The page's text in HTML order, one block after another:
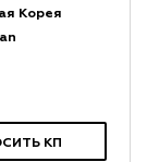
Корея
КП